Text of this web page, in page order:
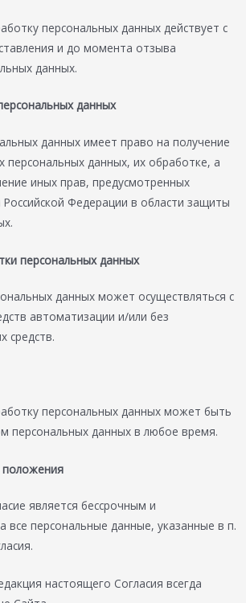
персональных данных действует с
и до момента отзыва
данных.
данных
данных имеет право на получение
персональных данных, их обработке, а
иных прав, предусмотренных
Федерации в области защиты
персональных данных
данных может осуществляться с
автоматизации и/или без
средств.
персональных данных может быть
персональных данных в любое время.
положения
является бессрочным и
все персональные данные, указанные в п.
настоящего Согласия всегда